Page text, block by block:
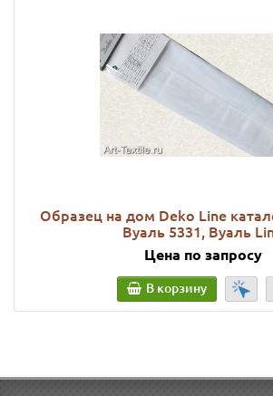
Образец на дом Deko Line
Вуаль 5331, Вуаль
Цена по запросу
В корзину